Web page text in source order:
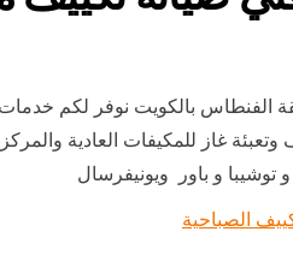
خدمة فني صيانة تكييف مركزي هندي باكستاني 24 ساعة
غاز للمكيفات العادية
و باور ويونيفرسال
الصباحية